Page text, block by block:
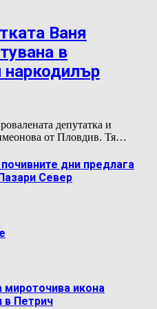
Ваня
в
депутатка и
от Пловдив. Тя…
дни предлага
Север
мироточива икона
в Петрич